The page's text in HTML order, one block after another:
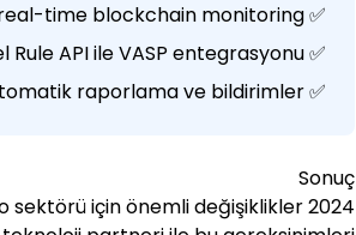
✅ Live AML ile real-time blockchain monitoring
✅ Travel Rule API ile VASP entegrasyonu
✅ Otomatik raporlama ve bildirimler
Sonuç
sektörü için önemli değişiklikler